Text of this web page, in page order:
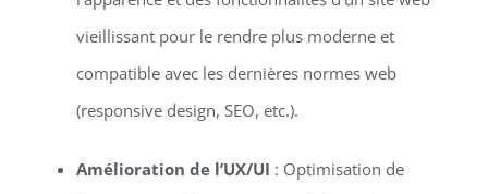
vieillissant pour le rendre plus moderne et
compatible avec les dernières normes web
(responsive design, SEO, etc.).
Amélioration de l’UX/UI : Optimisation de